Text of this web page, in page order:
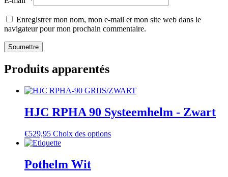
Enregistrer mon nom, mon e-mail et mon site web dans le
navigateur pour mon prochain commentaire.
Produits apparentés
HJC RPHA 90 Systeemhelm - Zwart
€529,95 Choix des optionsThis
Pothelm Wit